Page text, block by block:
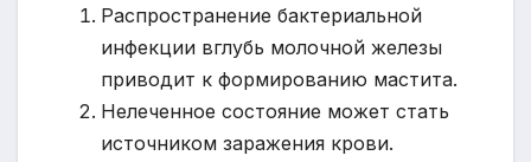
Распространение бактериальной
инфекции вглубь молочной железы
приводит к формированию мастита.
Нелеченное состояние может стать
источником заражения крови.